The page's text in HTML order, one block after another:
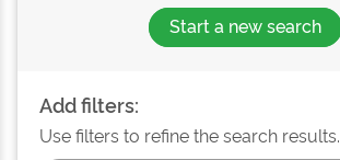
Start a new search
Add filters:
Use filters to refine the search results.